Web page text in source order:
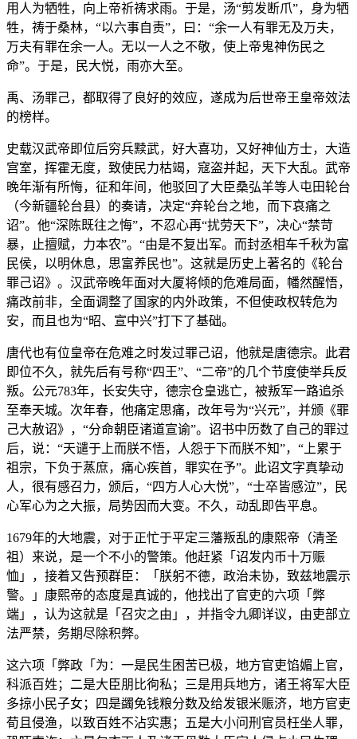
用人为牺牲，向上帝祈祷求雨。于是，汤“剪发断爪”，身为牺
牲，祷于桑林，“以六事自责”，曰：“余一人有罪无及万夫，
万夫有罪在余一人。无以一人之不敬，使上帝鬼神伤民之
命”。于是，民大悦，雨亦大至。
禹、汤罪己，都取得了良好的效应，遂成为后世帝王皇帝效法
的榜样。
史载汉武帝即位后穷兵黩武，好大喜功，又好神仙方士，大造
宫室，挥霍无度，致使民力枯竭，寇盗并起，天下大乱。武帝
晚年渐有所悔，征和年间，他驳回了大臣桑弘羊等人屯田轮台
（今新疆轮台县）的奏请，决定“弃轮台之地，而下哀痛之
诏”。他“深陈既往之悔”，不忍心再“扰劳天下”，决心“禁苛
暴，止擅赋，力本农”。“由是不复出军。而封丞相车千秋为富
民侯，以明休息，思富养民也”。这就是历史上著名的《轮台
罪己诏》。汉武帝晚年面对大厦将倾的危难局面，幡然醒悟，
痛改前非，全面调整了国家的内外政策，不但使政权转危为
安，而且也为“昭、宣中兴”打下了基础。
唐代也有位皇帝在危难之时发过罪己诏，他就是唐德宗。此君
即位不久，就先后有号称“四王”、“二帝”的几个节度使举兵反
叛。公元783年，长安失守，德宗仓皇逃亡，被叛军一路追杀
至奉天城。次年春，他痛定思痛，改年号为“兴元”，并颁《罪
己大赦诏》，“分命朝臣诸道宣谕”。诏书中历数了自己的罪过
后，说：“天谴于上而朕不悟，人怨于下而朕不知”，“上累于
祖宗，下负于蒸庶，痛心疾首，罪实在予”。此诏文字真挚动
人，很有感召力，颁后，“四方人心大悦”，“士卒皆感泣”，民
心军心为之大振，局势因而大变。不久，动乱即告平息。
1679年的大地震，对于正忙于平定三藩叛乱的康熙帝（清圣
祖）来说，是一个不小的警策。他赶紧「诏发内币十万赈
恤」，接着又告预群臣：「朕躬不德，政治未协，致兹地震示
警。」康熙帝的态度是真诚的，他找出了官吏的六项「弊
端」，认为这就是「召灾之由」，并指令九卿详议，由吏部立
法严禁，务期尽除积弊。
这六项「弊政「为：一是民生困苦已极，地方官吏馅媚上官，
科派百姓；二是大臣朋比徇私；三是用兵地方，诸王将军大臣
多掠小民子女；四是蠲免钱粮分数及给发银米赈济，地方官吏
荀且侵渔，以致百姓不沾实惠；五是大小问刑官员枉坐人罪，